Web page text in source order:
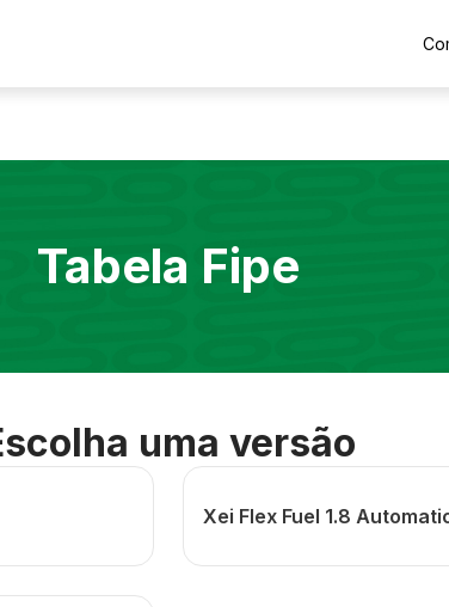
Tabela Fipe
uma versão
Xei Flex Fuel 1.8